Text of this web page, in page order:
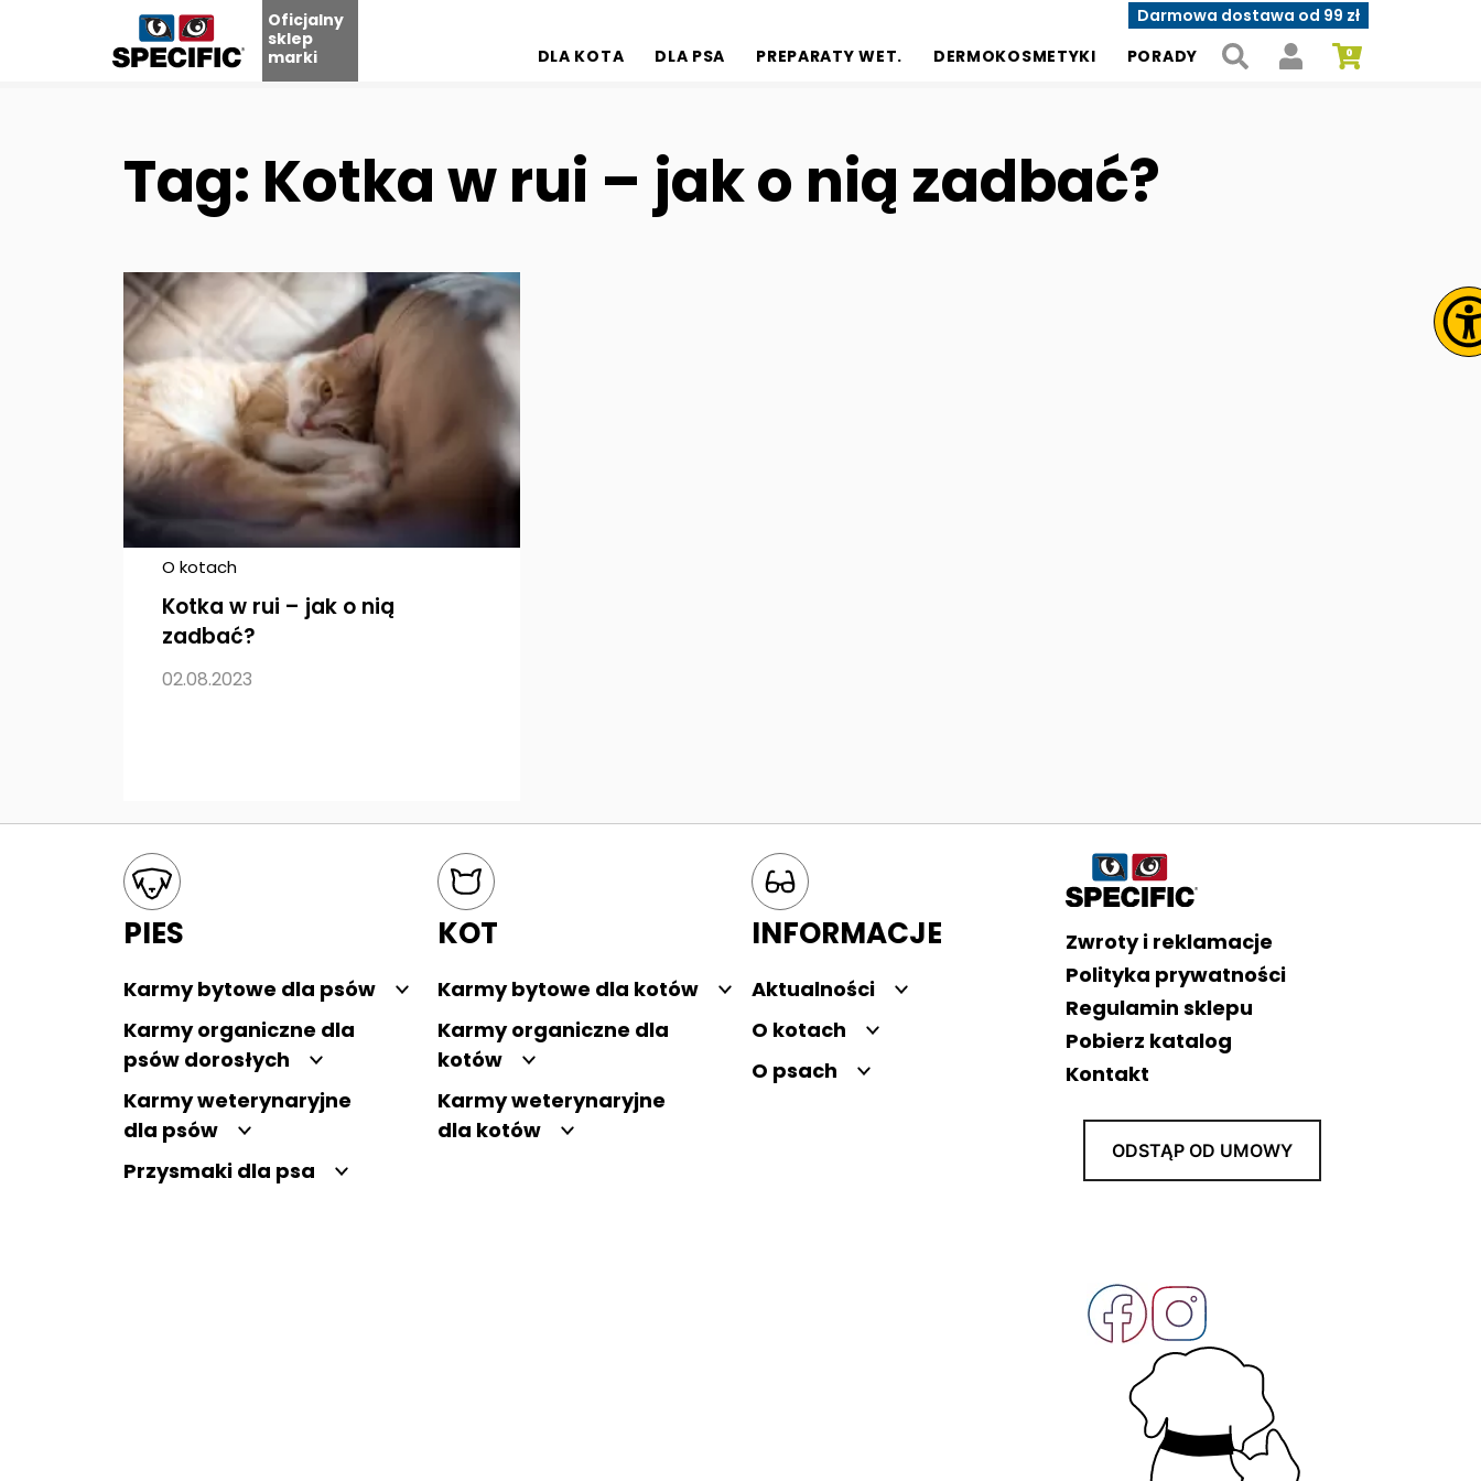
Oficjalny
sklep
marki
Darmowa dostawa od 99 zł
DLA KOTA
DLA PSA PREPARATY WET. DERMOKOSMETYKI PORADY
Tag: Kotka w rui – jak o nią zadbać?
O kotach
Kotka w rui – jak o nią
zadbać?
02.08.2023
Mapa kategorii
PIES
Karmy bytowe dla psów
Karmy organiczne dla
psów dorosłych
Karmy weterynaryjne
dla psów
Przysmaki dla psa
KOT
Karmy bytowe dla kotów
Karmy organiczne dla
kotów
Karmy weterynaryjne
dla kotów
INFORMACJE
Aktualności
O kotach
O psach
Informacje o sklepie
Zwroty i reklamacje
Polityka prywatności
Regulamin sklepu
Pobierz katalog
Kontakt